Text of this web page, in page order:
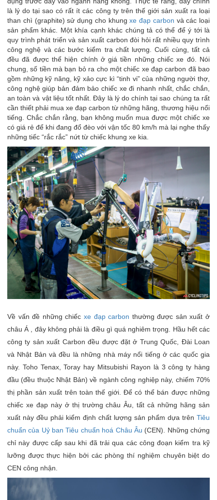
là lý do tại sao có rất ít các công ty trên thế giới sản xuất ra loại
than chì (graphite) sử dụng cho khungxe đạp carbon và các loại
sản phẩm khác. Một khía cạnh khác chúng tả có thể để ý tới là
quy trình phát triển và sản xuất carbon đòi hỏi rất nhiều quy trình
công nghệ và các bước kiểm tra chất lượng. Cuối cùng, tất cả
đều đã được thể hiện chính ở giá tiền những chiếc xe đó. Nói
chung, số tiền mà bạn bỏ ra cho một chiếc xe đạp carbon đã bao
gồm những kỹ năng, kỹ xảo cực kì “tinh vi” của những người thợ,
công nghệ giúp bản đảm bảo chiếc xe đi nhanh nhất, chắc chắn,
an toàn và vật liệu tốt nhất. Đây là lý do chính tại sao chúng ta rất
cần thiết phải mua xe đạp carbon từ những hãng, thương hiệu nổi
tiếng. Chắc chắn rằng, bạn không muốn mua được một chiếc xe
có giá rẻ để khi đang đổ đèo với vận tốc 80 km/h mà lại nghe thấy
những tiếc “rắc rắc” nứt từ chiếc khung xe kia.
Về vấn đề những chiếc xe đạp carbon thường được sản xuất ở
châu Á , đây không phải là điều gì quá nghiêm trọng. Hầu hết các
công ty sản xuất Carbon đều được đặt ở Trung Quốc, Đài Loan
và Nhật Bản và đều là những nhà máy nổi tiếng ở các quốc gia
này. Toho Tenax, Toray hay Mitsubishi Rayon là 3 công ty hàng
đầu (đều thuộc Nhật Bản) về ngành công nghiệp này, chiếm 70%
thị phần sản xuất trên toàn thế giới. Để có thể bán được những
chiếc xe đạp này ở thị trường châu Âu, tất cả những hãng sản
xuất này đều phải kiểm định chất lượng sản phẩm dựa trên Tiêu
chuẩn của Uỷ ban Tiêu chuẩn hoá Châu Âu (CEN). Những chứng
chỉ này được cấp sau khi đã trải qua các công đoạn kiểm tra kỹ
lưỡng được thực hiện bởi các phòng thí nghiệm chuyên biệt do
CEN công nhận.